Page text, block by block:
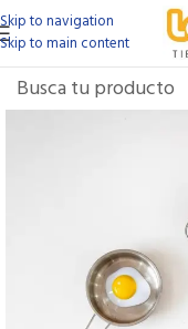
Skip to navigation
Skip to main content